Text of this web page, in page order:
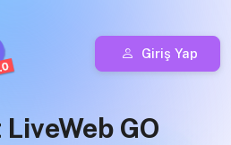
Giriş Yap
GO